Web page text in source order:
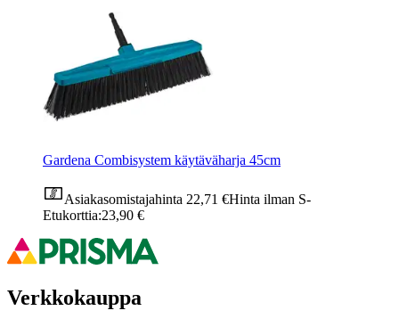
Gardena Combisystem käytäväharja 45cm
Asiakasomistajahinta 22,71 €Hinta ilman S-
Etukorttia:23,90 €
Verkkokauppa